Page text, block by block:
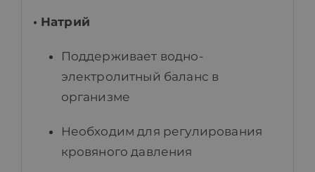
• Натрий
Поддерживает водно-
электролитный баланс в
организме
Необходим для регулирования
кровяного давления